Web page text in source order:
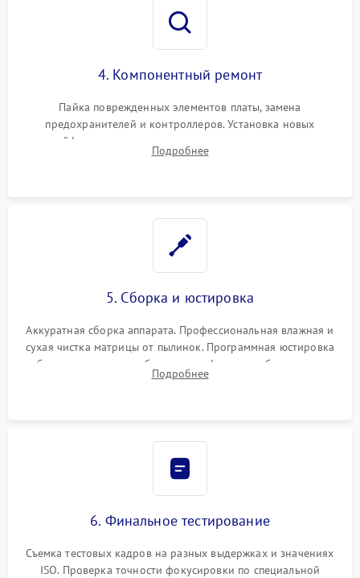
4. Компонентный ремонт
Пайка поврежденных элементов платы, замена
предохранителей и контроллеров. Установка новых
шлейфов, дисплея, механизма затвора или двигателя
автофокуса. Восстановление геометрии тубуса объектива
Подробнее
5. Сборка и юстировка
Аккуратная сборка аппарата. Профессиональная влажная и
сухая чистка матрицы от пылинок. Программная юстировка
рабочего отрезка, калибровка автофокуса, стабилизатора и
экспозамера с помощью сервисного ПО.
Подробнее
6. Финальное тестирование
Съемка тестовых кадров на разных выдержках и значениях
ISO. Проверка точности фокусировки по специальной